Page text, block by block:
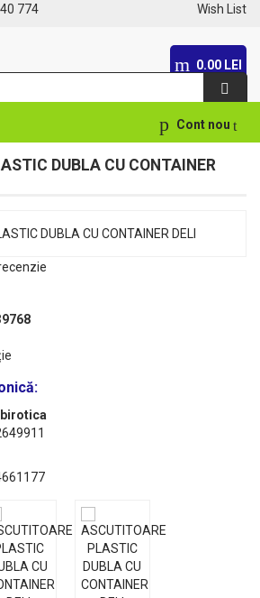
774
Wish List
0.00 LEI
Cont nou
DUBLA CU CONTAINER